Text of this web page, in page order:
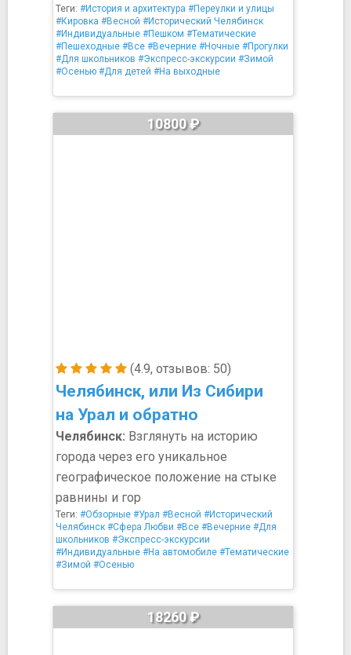
Теги: #История и архитектура #Переулки и улицы
#Кировка #Весной #Исторический Челябинск
#Индивидуальные #Пешком #Тематические
#Пешеходные #Все #Вечерние #Ночные #Прогулки
#Для школьников #Экспресс-экскурсии #Зимой
#Осенью #Для детей #На выходные
(4.9, отзывов: 50)
Челябинск, или Из Сибири
на Урал и обратно
10800 ₽
Челябинск: Взглянуть на историю
города через его уникальное
географическое положение на стыке
равнины и гор
Теги: #Обзорные #Урал #Весной #Исторический
Челябинск #Сфера Любви #Все #Вечерние #Для
школьников #Экспресс-экскурсии
#Индивидуальные #На автомобиле #Тематические
#Зимой #Осенью
18260 ₽